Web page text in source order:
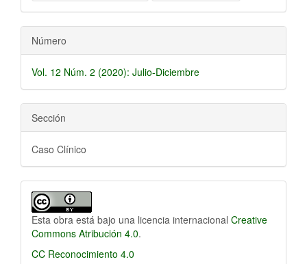
Número
Vol. 12 Núm. 2 (2020): Julio-Diciembre
Sección
Caso Clínico
Esta obra está bajo una licencia internacional Creative
Commons Atribución 4.0.
CC Reconocimiento 4.0